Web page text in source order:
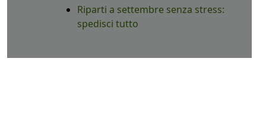
Riparti a settembre senza stress:
spedisci tutto